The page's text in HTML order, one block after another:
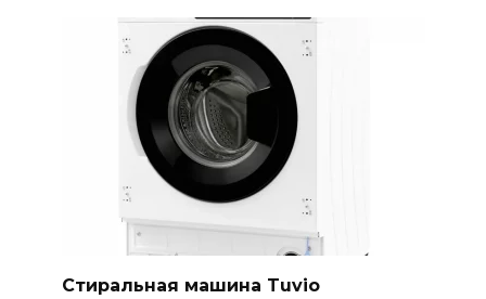
Стиральная машина Tuvio